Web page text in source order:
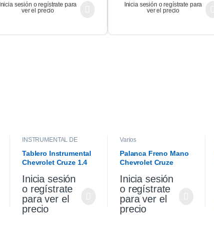
Inicia sesión o regístrate para
ver el precio
Inicia sesión o regístrate para
ver el precio
INSTRUMENTAL DE
Tablero Instrumental
Chevrolet Cruze 1.4
Inicia sesión
o regístrate
para ver el
precio
Varios
Palanca Freno Mano
Chevrolet Cruze
Inicia sesión
o regístrate
para ver el
precio